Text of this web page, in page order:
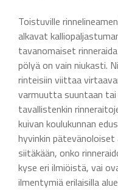
Toistuville
alkavat
tavanomaiset
pölyä on vain niukasti.
rinteisiin viittaa
varmuutta suuntaan
tavallistenkin
kuivan koulukunnan
hyvinkin
siitäkään, onko
kyse eri ilmiöistä, vai
ilmentymiä erilaisilla